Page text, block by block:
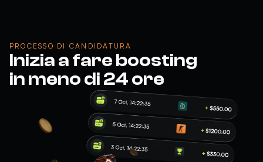
PROCESSO DI CANDIDATURA
Inizia a fare boosting
in meno di 24 ore